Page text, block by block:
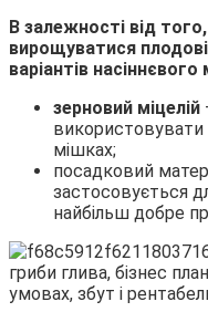
В залежності від
вирощуватися
варіантів насіннєвого
зерновий міцелій
використовувати
мішках;
посадковий
застосовується
найбільш добре